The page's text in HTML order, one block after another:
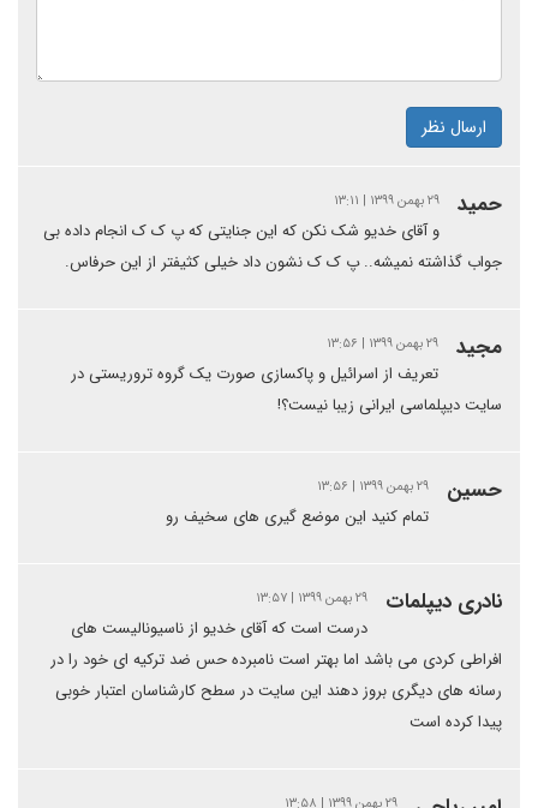
ارسال نظر
حمید ۲۹ بهمن ۱۳۹۹ | ۱۳:۱۱
و آقای خدیو شک نکن که این جنایتی که پ ک ک انجام داده بی
جواب گذاشته نمیشه.. پ ک ک نشون داد خیلی کثیفتر از این حرفاس.
مجید ۲۹ بهمن ۱۳۹۹ | ۱۳:۵۶
تعریف از اسرائیل و پاکسازی صورت یک گروه تروریستی در
سایت دیپلماسی ایرانی زیبا نیست؟!
حسین ۲۹ بهمن ۱۳۹۹ | ۱۳:۵۶
تمام کنید این موضع گیری های سخیف رو
نادری دیپلمات ۲۹ بهمن ۱۳۹۹ | ۱۳:۵۷
درست است که آقای خدیو از ناسیونالیست های
افراطی کردی می باشد اما بهتر است نامبرده حس ضد ترکیه ای خود را در
رسانه های دیگری بروز دهند این سایت در سطح کارشناسان اعتبار خوبی
پیدا کرده است
۲۹ بهمن ۱۳۹۹ | ۱۳:۵۸